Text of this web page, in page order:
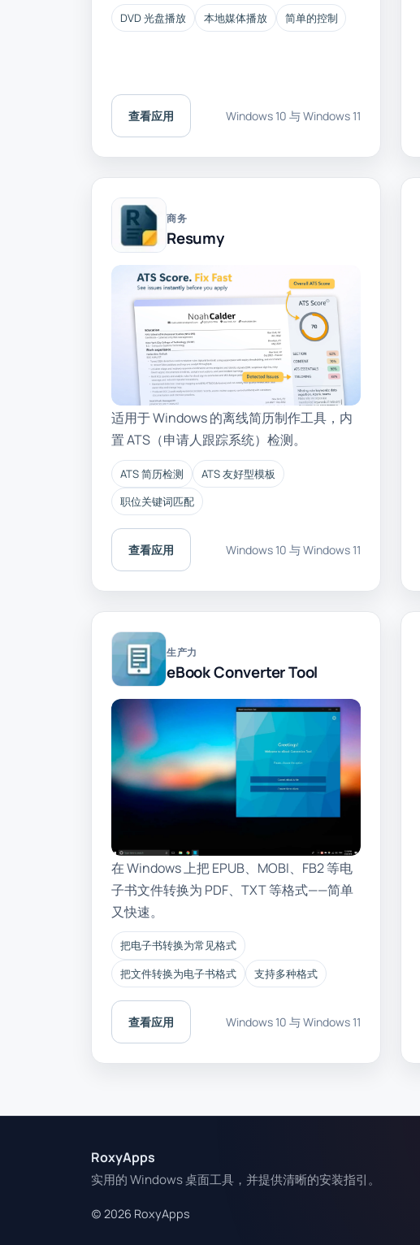
DVD 光盘播放 本地媒体播放 简单的控制
查看应用 Windows 10 与 Windows 11
商务
Resumy
适用于 Windows 的离线简历制作工具，内
置 ATS（申请人跟踪系统）检测。
ATS 简历检测
ATS 友好型模板
职位关键词匹配
查看应用 Windows 10 与 Windows 11
生产力
eBook Converter Tool
在 Windows 上把 EPUB、MOBI、FB2 等电
子书文件转换为 PDF、TXT 等格式——简单
又快速。
把电子书转换为常见格式
把文件转换为电子书格式
支持多种格式
查看应用 Windows 10 与 Windows 11
RoxyApps
实用的 Windows 桌面工具，并提供清晰的安装指引。
(c) 2026 RoxyApps